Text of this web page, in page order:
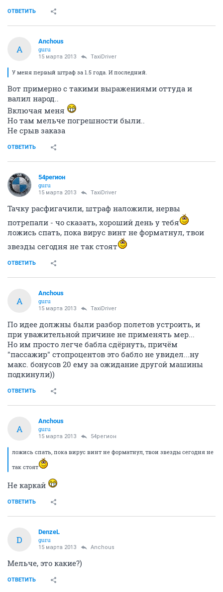
ОТВЕТИТЬ
A
Anchous
guru
15 марта 2013 TaxiDriver
У меня первый штраф за 1.5 года. И последний.
Вот примерно с такими выражениями оттуда и
валил народ..
Включая меня
Но там мельче погрешности были..
Не срыв заказа
ОТВЕТИТЬ
54регион
guru
15 марта 2013 TaxiDriver
Тачку расфигачили, штраф наложили, нервы
потрепали - чо сказать, хороший день у тебя
ложись спать, пока вирус винт не форматнул, твои
звезды сегодня не так стоят
ОТВЕТИТЬ
A
Anchous
guru
15 марта 2013 TaxiDriver
По идее должны были разбор полетов устроить, и
при уважительной причине не применять мер...
Но им просто легче бабла сдёрнуть, причём
"пассажир" стопроцентов это бабло не увидел...ну
макс. бонусов 20 ему за ожидание другой машины
подкинули))
ОТВЕТИТЬ
A
Anchous
guru
15 марта 2013 54регион
ложись спать, пока вирус винт не форматнул, твои звезды сегодня не
так стоят
Не каркай
ОТВЕТИТЬ
D
DenzeL
guru
15 марта 2013 Anchous
Мельче, это какие?)
ОТВЕТИТЬ